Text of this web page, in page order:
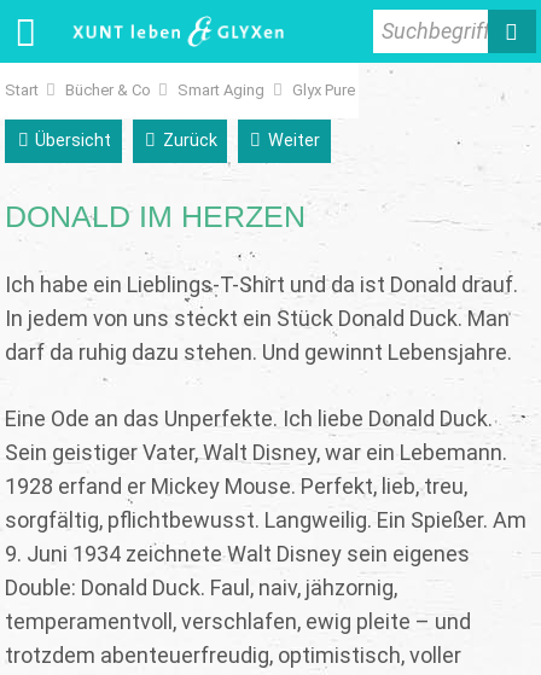
Suchbegriff
Start Bücher & Co Smart Aging Glyx Pure
Übersicht Zurück Weiter
DONALD IM HERZEN
Ich habe ein Lieblings-T-Shirt und da ist Donald drauf.
In jedem von uns steckt ein Stück Donald Duck. Man
darf da ruhig dazu stehen. Und gewinnt Lebensjahre.
Eine Ode an das Unperfekte. Ich liebe Donald Duck.
Sein geistiger Vater, Walt Disney, war ein Lebemann.
1928 erfand er Mickey Mouse. Perfekt, lieb, treu,
sorgfältig, pflichtbewusst. Langweilig. Ein Spießer. Am
9. Juni 1934 zeichnete Walt Disney sein eigenes
Double: Donald Duck. Faul, naiv, jähzornig,
temperamentvoll, verschlafen, ewig pleite – und
trotzdem abenteuerfreudig, optimistisch, voller